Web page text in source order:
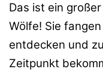
Das ist ein
Wölfe! Sie
entdecken und
Zeitpunkt